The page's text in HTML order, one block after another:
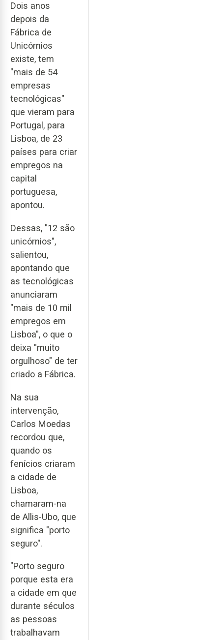
Dois anos
depois da
Fábrica de
Unicórnios
existe, tem
"mais de 54
empresas
tecnológicas"
que vieram para
Portugal, para
Lisboa, de 23
países para criar
empregos na
capital
portuguesa,
apontou.
Dessas, "12 são
unicórnios",
salientou,
apontando que
as tecnológicas
anunciaram
"mais de 10 mil
empregos em
Lisboa", o que o
deixa "muito
orgulhoso" de ter
criado a Fábrica.
Na sua
intervenção,
Carlos Moedas
recordou que,
quando os
fenícios criaram
a cidade de
Lisboa,
chamaram-na
de Allis-Ubo, que
significa "porto
seguro".
"Porto seguro
porque esta era
a cidade em que
durante séculos
as pessoas
trabalhavam